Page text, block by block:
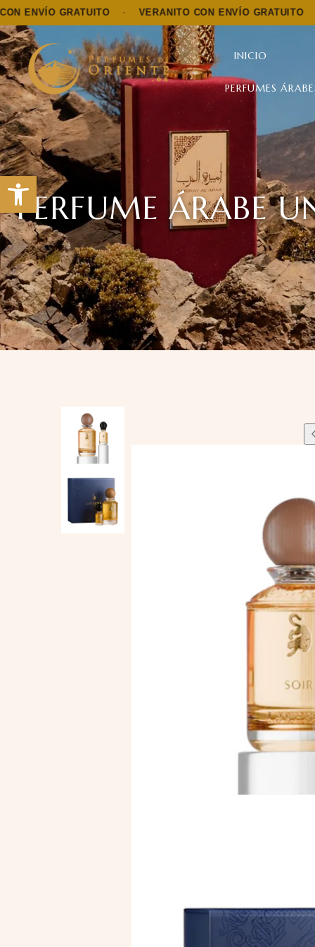
Abrir barra de herramientas
· VERANITO CON ENVÍO GRATUITO ·
INICIO
PERFUMES
PERFUME ÁRABE